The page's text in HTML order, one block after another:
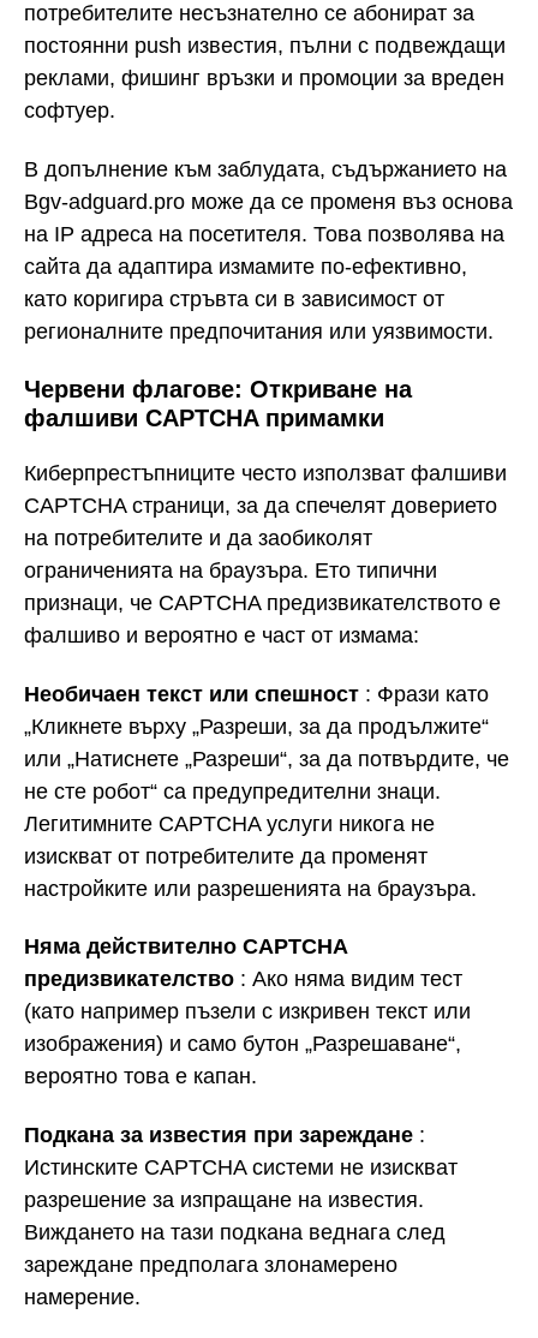
потребителите несъзнателно се абонират за
постоянни push известия, пълни с подвеждащи
реклами, фишинг връзки и промоции за вреден
софтуер.
В допълнение към заблудата, съдържанието на
Bgv-adguard.pro може да се променя въз основа
на IP адреса на посетителя. Това позволява на
сайта да адаптира измамите по-ефективно,
като коригира стръвта си в зависимост от
регионалните предпочитания или уязвимости.
Червени флагове: Откриване на
фалшиви CAPTCHA примамки
Киберпрестъпниците често използват фалшиви
CAPTCHA страници, за да спечелят доверието
на потребителите и да заобиколят
ограниченията на браузъра. Ето типични
признаци, че CAPTCHA предизвикателството е
фалшиво и вероятно е част от измама:
Необичаен текст или спешност : Фрази като
„Кликнете върху „Разреши, за да продължите“
или „Натиснете „Разреши“, за да потвърдите, че
не сте робот“ са предупредителни знаци.
Легитимните CAPTCHA услуги никога не
изискват от потребителите да променят
настройките или разрешенията на браузъра.
Няма действително CAPTCHA
предизвикателство : Ако няма видим тест
(като например пъзели с изкривен текст или
изображения) и само бутон „Разрешаване“,
вероятно това е капан.
Подкана за известия при зареждане :
Истинските CAPTCHA системи не изискват
разрешение за изпращане на известия.
Виждането на тази подкана веднага след
зареждане предполага злонамерено
намерение.